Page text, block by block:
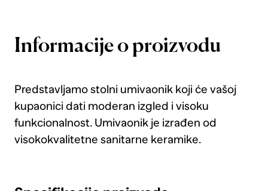
Informacije o proizvodu
Predstavljamo stolni umivaonik koji će vašoj
kupaonici dati moderan izgled i visoku
funkcionalnost. Umivaonik je izrađen od
visokokvalitetne sanitarne keramike.